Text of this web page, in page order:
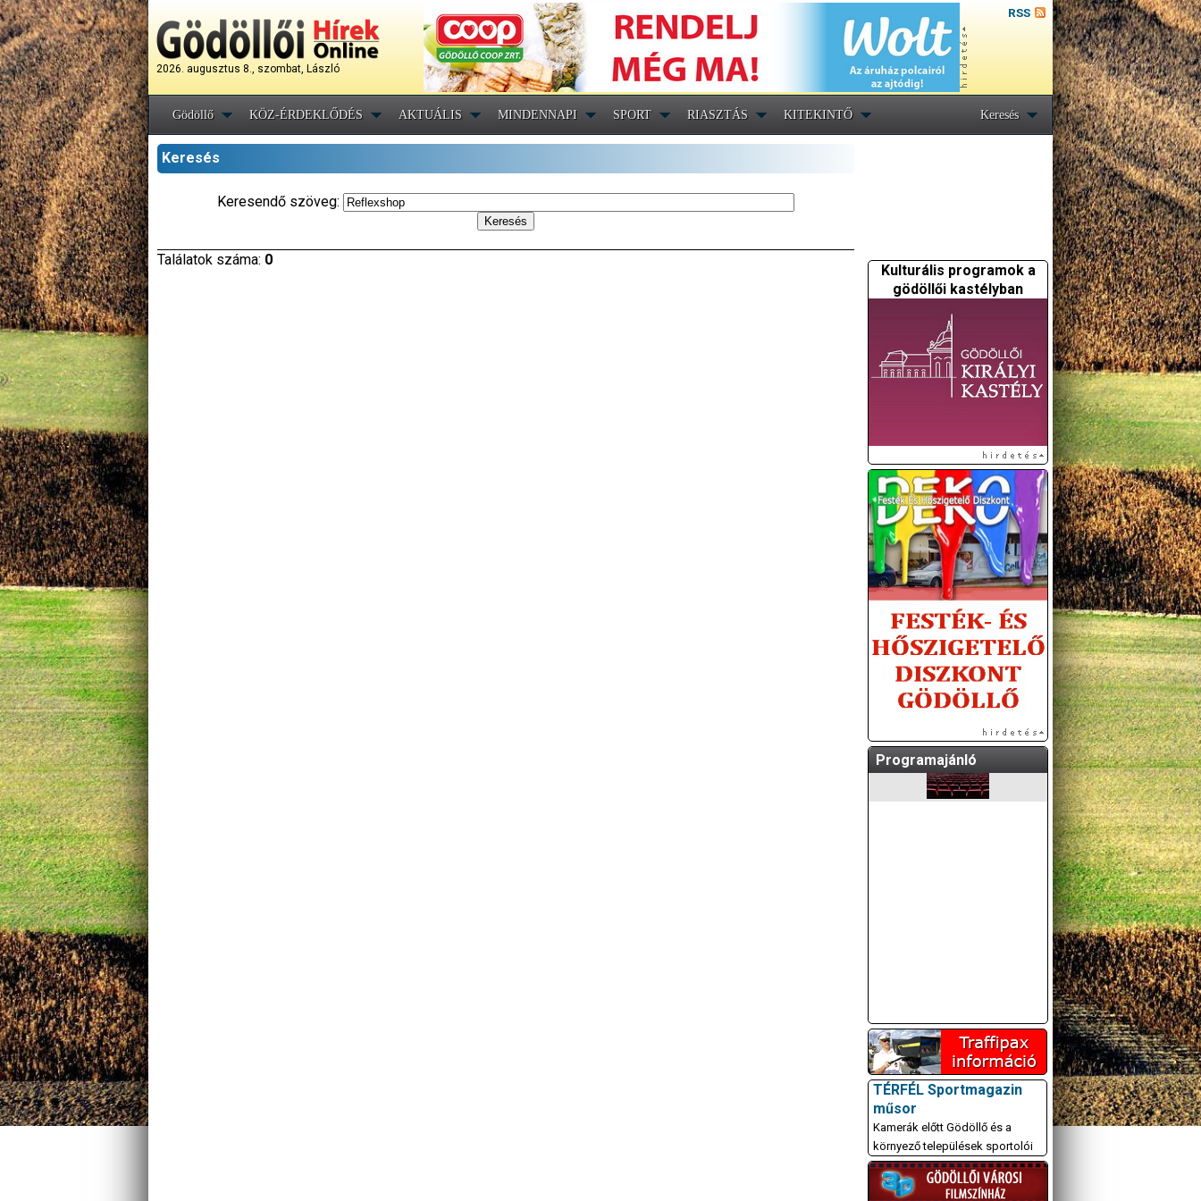
2026. augusztus 8., szombat, László
RSS
Gödöllő KÖZ-ÉRDEKLŐDÉS AKTUÁLIS MINDENNAPI SPORT RIASZTÁS KITEKINTŐ Keresés
Keresés
Keresendő szöveg:
Találatok száma: 0
Kulturális programok a
gödöllői kastélyban
Programajánló
A GÖDÖLLŐI ÉS
KÖRNYÉKBELI
KULTURÁLIS- ÉS
SPORTPROGRAMOKAT
KÖZÖSSÉGI
OLDALUNKON TESSZÜK
TÉRFÉL Sportmagazin
műsor
Kamerák előtt Gödöllő és a
környező települések sportolói